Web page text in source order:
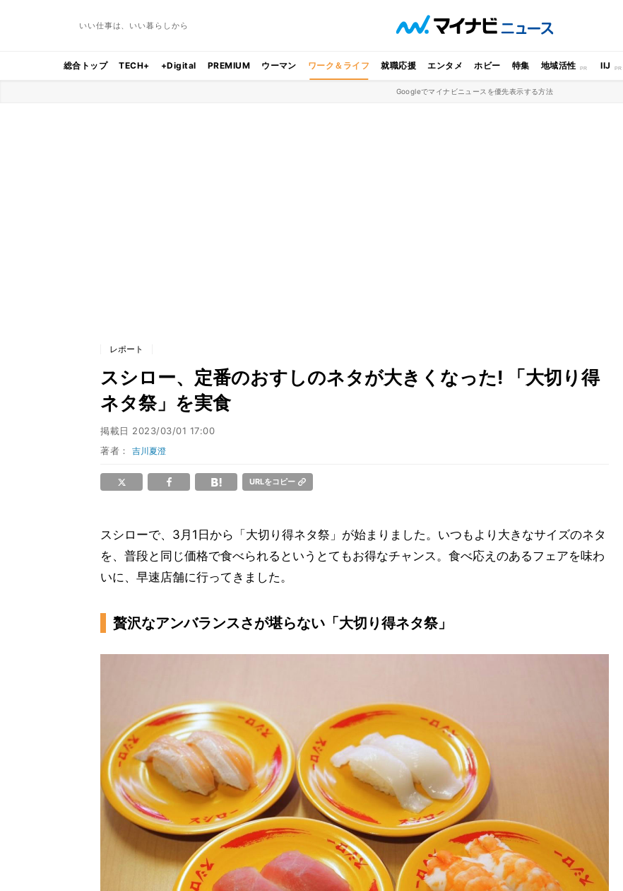
いい仕事は、いい暮らしから
総合トップ TECH+ +Digital PREMIUM ウーマン ワーク＆ライフ 就職応援 エンタメ ホビー 特集 地域活性 IIJ
Googleでマイナビニュースを優先表示する方法
レポート
スシロー、定番のおすしのネタが大きくなった! 「大切り得
ネタ祭」を実食
掲載日 2023/03/01 17:00
著者：吉川夏澄
URLをコピー
スシローで、3月1日から「大切り得ネタ祭」が始まりました。いつもより大きなサイズのネタ
を、普段と同じ価格で食べられるというとてもお得なチャンス。食べ応えのあるフェアを味わ
いに、早速店舗に行ってきました。
贅沢なアンバランスさが堪らない「大切り得ネタ祭」